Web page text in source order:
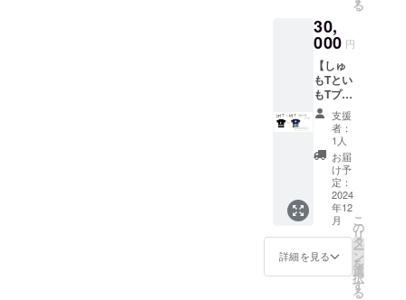
滞在
費：支
援者様
の交通
費や滞
在費は
各自で
ご負担
くださ
い。
年12月1
日～
2025年
1月31日
期日
分） ・
橦木館
年間定
期観覧
（2024
年12月1
日～
2025年
11月30
日期日
分） ・
バック
る
30,
000 円
【しゅ
もTとい
もTプラ
ン】 ・
オリジ
ナルク
リア
ファイ
ル（A5
サイ
ズ） ・
ライト
アップ
観覧券
（2024
年12月1
支援
者：
1人
お届
け予
定：
2024
年12
月
詳細を見る
こ
の
リ
タ
ー
ン
を
選
択
す
る